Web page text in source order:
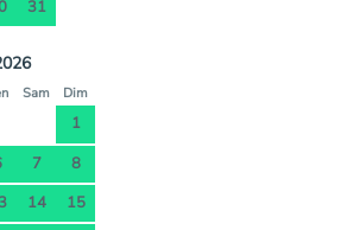
31
Sam Dim
1
7
8
14
15